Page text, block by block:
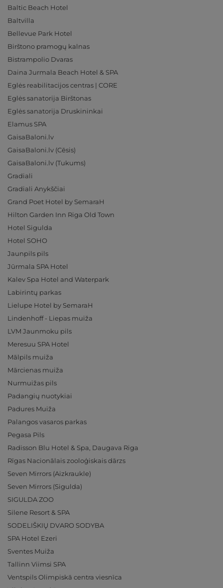
Baltic Beach Hotel
Baltvilla
Bellevue Park Hotel
Birštono pramogų kalnas
Bistrampolio Dvaras
Daina Jurmala Beach Hotel & SPA
Eglės reabilitacijos centras | CORE
Eglės sanatorija Birštonas
Eglės sanatorija Druskininkai
Elamus SPA
GaisaBaloni.lv
GaisaBaloni.lv (Cēsis)
GaisaBaloni.lv (Tukums)
Gradiali
Gradiali Anykščiai
Grand Poet Hotel by SemaraH
Hilton Garden Inn Riga Old Town
Hotel Sigulda
Hotel SOHO
Jaunpils pils
Jūrmala SPA Hotel
Kalev Spa Hotel and Waterpark
Labirintų parkas
Lielupe Hotel by SemaraH
Lindenhoff - Liepas muiža
LVM Jaunmoku pils
Meresuu SPA Hotel
Mālpils muiža
Mārcienas muiža
Nurmuižas pils
Padangių nuotykiai
Padures Muiža
Palangos vasaros parkas
Pegasa Pils
Radisson Blu Hotel & Spa, Daugava Riga
Rīgas Nacionālais zooloģiskais dārzs
Seven Mirrors (Aizkraukle)
Seven Mirrors (Sigulda)
SIGULDA ZOO
Silene Resort & SPA
SODELIŠKIŲ DVARO SODYBA
SPA Hotel Ezeri
Sventes Muiža
Tallinn Viimsi SPA
Ventspils Olimpiskā centra viesnīca